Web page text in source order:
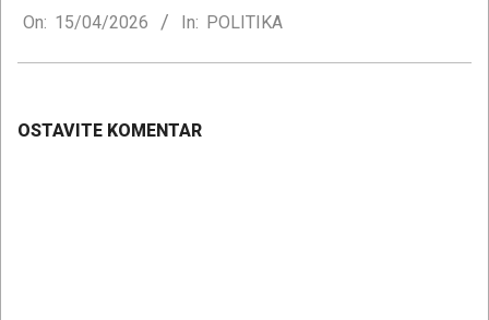
04-
On: 15/04/2026 In: POLITIKA
OSTAVITE KOMENTAR